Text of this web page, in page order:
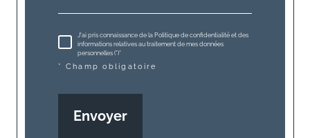
J'ai pris connaissance de la Politique de confidentialité et des
informations relatives au traitement de mes données
personnelles (*)*
* Champ obligatoire
Envoyer